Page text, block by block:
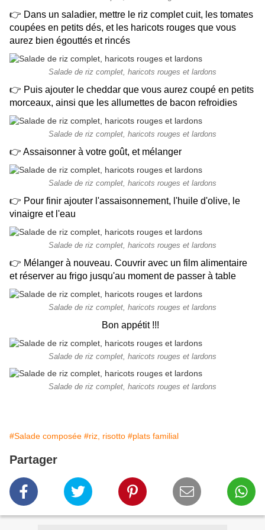
👉 Dans un saladier, mettre le riz complet cuit, les tomates
coupées en petits dés, et les haricots rouges que vous
aurez bien égouttés et rincés
Salade de riz complet, haricots rouges et lardons
👉 Puis ajouter le cheddar que vous aurez coupé en petits
morceaux, ainsi que les allumettes de bacon refroidies
Salade de riz complet, haricots rouges et lardons
👉 Assaisonner à votre goût, et mélanger
Salade de riz complet, haricots rouges et lardons
👉 Pour finir ajouter l'assaisonnement, l'huile d'olive, le
vinaigre et l'eau
Salade de riz complet, haricots rouges et lardons
👉 Mélanger à nouveau. Couvrir avec un film alimentaire
et réserver au frigo jusqu'au moment de passer à table
Salade de riz complet, haricots rouges et lardons
Bon appétit !!!
Salade de riz complet, haricots rouges et lardons
Salade de riz complet, haricots rouges et lardons
#Salade composée #riz, risotto #plats familial
Partager